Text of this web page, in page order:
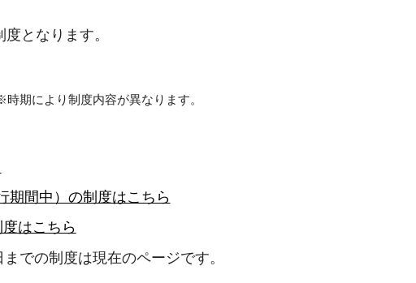
となります。
時期により制度内容が異なります。
期間中）の制度はこちら
はこちら
での制度は現在のページです。